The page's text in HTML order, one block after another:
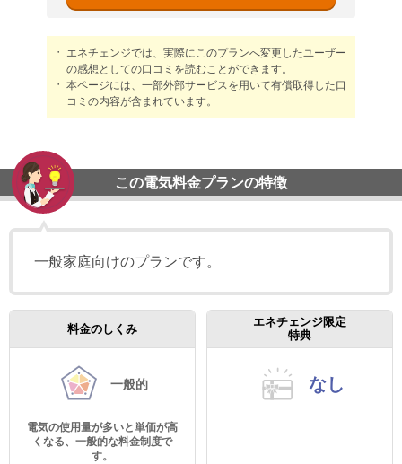
エネチェンジでは、実際にこのプランへ変更したユーザー
の感想としての口コミを読むことができます。
本ページには、一部外部サービスを用いて有償取得した口
コミの内容が含まれています。
この電気料金プランの特徴
一般家庭向けのプランです。
料金のしくみ
一般的
電気の使用量が多いと単価が高
くなる、一般的な料金制度で
す。
エネチェンジ限定
特典
なし